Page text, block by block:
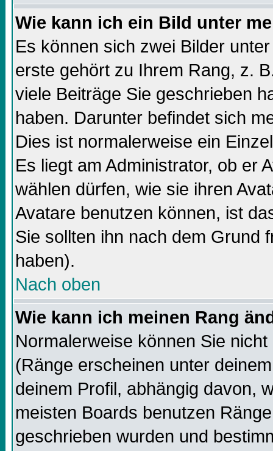
Wie kann ich ein Bild unter
Es können sich zwei Bilder
erste gehört zu Ihrem Rang, z.
viele Beiträge Sie geschrieben
haben. Darunter befindet sich
Dies ist normalerweise ein
Es liegt am Administrator, ob er
wählen dürfen, wie sie ihren
Avatare benutzen können, ist
Sie sollten ihn nach dem Grund
haben).
Nach oben
Wie kann ich meinen Rang
Normalerweise können Sie
(Ränge erscheinen unter
deinem Profil, abhängig davon,
meisten Boards benutzen
geschrieben wurden und